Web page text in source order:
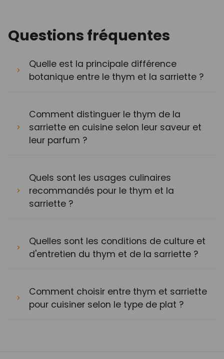
Questions fréquentes
Quelle est la principale différence
botanique entre le thym et la sarriette ?
Comment distinguer le thym de la
sarriette en cuisine selon leur saveur et
leur parfum ?
Quels sont les usages culinaires
recommandés pour le thym et la
sarriette ?
Quelles sont les conditions de culture et
d'entretien du thym et de la sarriette ?
Comment choisir entre thym et sarriette
pour cuisiner selon le type de plat ?